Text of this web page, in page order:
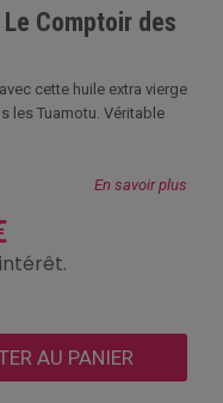
Comptoir des
cette huile extra vierge
les Tuamotu. Véritable
En savoir plus
AU PANIER